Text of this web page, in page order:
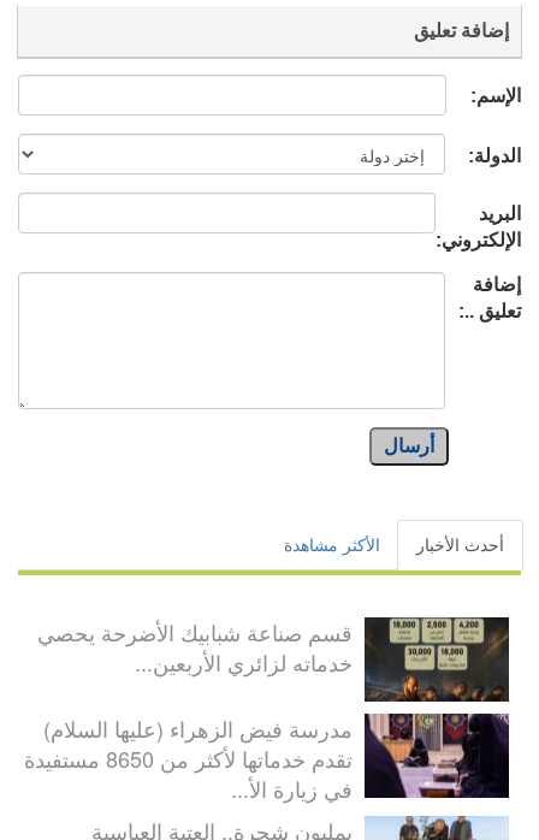
إضافة تعليق
الإسم:
الدولة:
البريد
الإلكتروني:
إضافة
تعليق ..:
أرسال
أحدث الأخبار الأكثر مشاهدة
قسم صناعة شبابيك الأضرحة يحصي
خدماته لزائري الأربعين...
مدرسة فيض الزهراء (عليها السلام)
تقدم خدماتها لأكثر من 8650 مستفيدة
في زيارة الأ...
بمليون شجرة.. العتبة العباسية